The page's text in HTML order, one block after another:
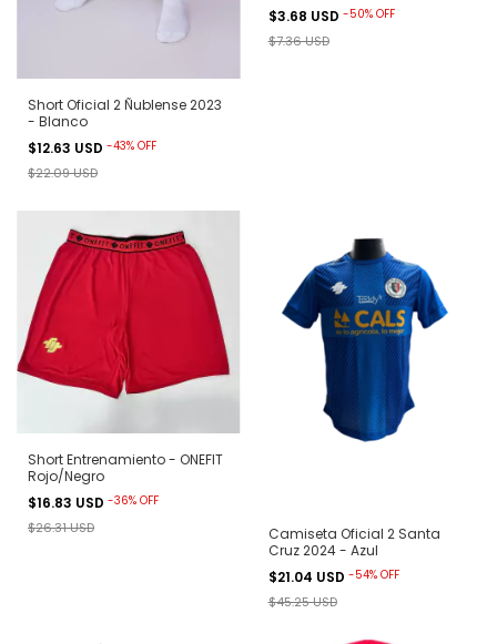
Short Oficial 2 Ñublense 2023
- Blanco
$12.63 USD -43% OFF
$22.09 USD
$3.68 USD -50% OFF
$7.36 USD
Short Entrenamiento - ONEFIT
Rojo/Negro
$16.83 USD -36% OFF
$26.31 USD
Camiseta Oficial 2 Santa
Cruz 2024 - Azul
$21.04 USD -54% OFF
$45.25 USD